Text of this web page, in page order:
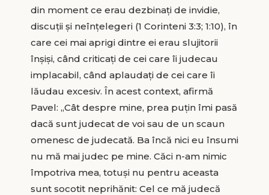
din moment ce erau dezbinaţi de invidie,
discuţii şi neînţelegeri (1 Corinteni 3:3; 1:10), în
care cei mai aprigi dintre ei erau slujitorii
înşişi, când criticaţi de cei care îi judecau
implacabil, când aplaudaţi de cei care îi
lăudau excesiv. În acest context, afirmă
Pavel: „Cât despre mine, prea puţin îmi pasă
dacă sunt judecat de voi sau de un scaun
omenesc de judecată. Ba încă nici eu însumi
nu mă mai judec pe mine. Căci n-am nimic
împotriva mea, totuşi nu pentru aceasta
sunt socotit neprihănit: Cel ce mă judecă